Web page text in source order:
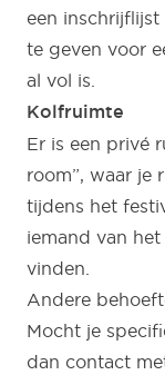
een
te geven voor
al vol is.
Kolfruimte
Er is een privé
room”, waar je
tijdens het
iemand van
vinden.
Andere
Mocht je
dan contact